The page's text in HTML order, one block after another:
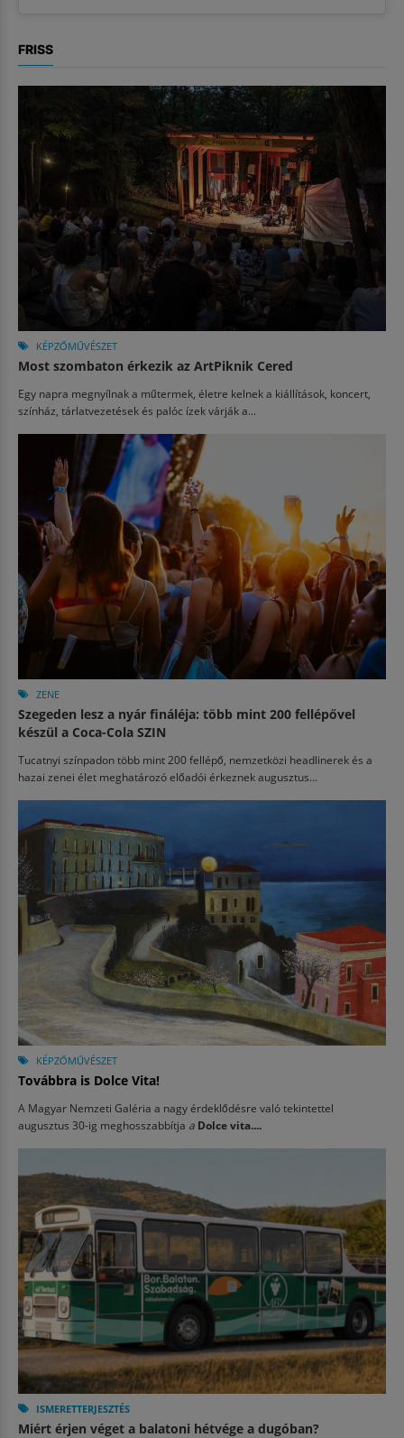
FRISS
KÉPZŐMŰVÉSZET
Most szombaton érkezik az ArtPiknik Cered
Egy napra megnyílnak a műtermek, életre kelnek a kiállítások, koncert,
színház, tárlatvezetések és palóc ízek várják a...
ZENE
Szegeden lesz a nyár fináléja: több mint 200 fellépővel
készül a Coca-Cola SZIN
Tucatnyi színpadon több mint 200 fellépő, nemzetközi headlinerek és a
hazai zenei élet meghatározó előadói érkeznek augusztus...
KÉPZŐMŰVÉSZET
Továbbra is Dolce Vita!
A Magyar Nemzeti Galéria a nagy érdeklődésre való tekintettel
augusztus 30-ig meghosszabbítja a Dolce vita....
ISMERETTERJESZTÉS
Miért érjen véget a balatoni hétvége a dugóban?